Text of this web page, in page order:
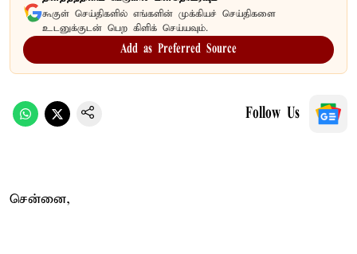
கூகுள் செய்திகளில் எங்களின் முக்கியச் செய்திகளை
உடனுக்குடன் பெற கிளிக் செய்யவும்.
Add as Preferred Source
Follow Us
சென்னை,